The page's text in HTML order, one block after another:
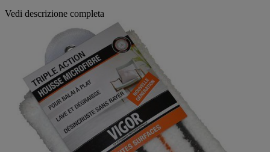
Vedi descrizione completa